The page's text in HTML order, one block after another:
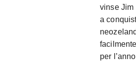
vinse Jim
a
per